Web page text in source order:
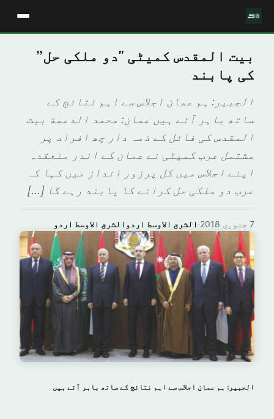
بیت المقدس کمیٹی "دو ملکی حل”
کی پابند
الجبير: ہم عمان اجلاس سے اہم نتائج کے
ساتھ باہر آئے ہیں عمان: محمد الدعمة بیت
المقدس کی فائل کے ذمہ دار چھ افراد پر
مشتمل عرب کمیٹی نے عمان کے اندر منعقدہ
اپنے اجلاس میں کل پرزور انداز میں کہا کہ
عرب دو ملکی حل کرانے کا پابند رہے گا […]
الشرق الاوسط اردوالشرق الاوسط اردو · 7 جنوری 2018
الجبير: ہم عمان اجلاس سے اہم نتائج کے ساتھ باہر آئے ہیں